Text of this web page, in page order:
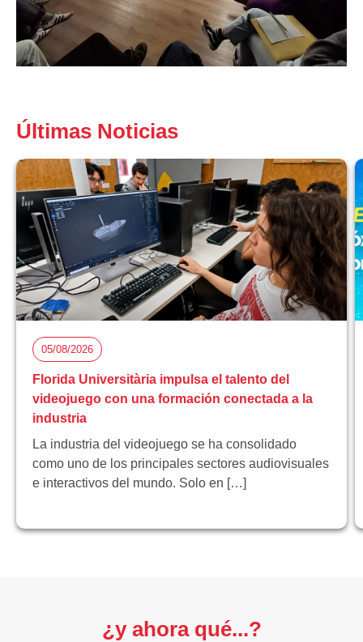
Últimas Noticias
05/08/2026
Florida Universitària impulsa el talento del
videojuego con una formación conectada a la
industria
La industria del videojuego se ha consolidado
como uno de los principales sectores audiovisuales
e interactivos del mundo. Solo en […]
¿y ahora qué...?